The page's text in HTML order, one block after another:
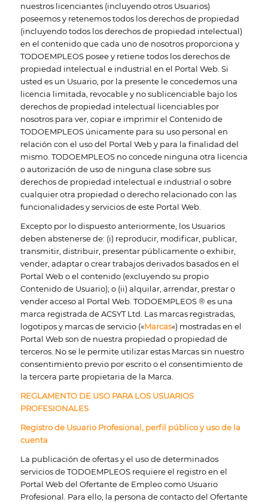
nuestros licenciantes (incluyendo otros Usuarios)
poseemos y retenemos todos los derechos de propiedad
(incluyendo todos los derechos de propiedad intelectual)
en el contenido que cada uno de nosotros proporciona y
TODOEMPLEOS posee y retiene todos los derechos de
propiedad intelectual e industrial en el Portal Web. Si
usted es un Usuario, por la presente le concedemos una
licencia limitada, revocable y no sublicenciable bajo los
derechos de propiedad intelectual licenciables por
nosotros para ver, copiar e imprimir el Contenido de
TODOEMPLEOS únicamente para su uso personal en
relación con el uso del Portal Web y para la finalidad del
mismo. TODOEMPLEOS no concede ninguna otra licencia
o autorización de uso de ninguna clase sobre sus
derechos de propiedad intelectual e industrial o sobre
cualquier otra propiedad o derecho relacionado con las
funcionalidades y servicios de este Portal Web.
Excepto por lo dispuesto anteriormente, los Usuarios
deben abstenerse de: (i) reproducir, modificar, publicar,
transmitir, distribuir, presentar públicamente o exhibir,
vender, adaptar o crear trabajos derivados basados en el
Portal Web o el contenido (excluyendo su propio
Contenido de Usuario); o (ii) alquilar, arrendar, prestar o
vender acceso al Portal Web. TODOEMPLEOS ® es una
marca registrada de ACSYT Ltd. Las marcas registradas,
logotipos y marcas de servicio («Marcas«) mostradas en el
Portal Web son de nuestra propiedad o propiedad de
terceros. No se le permite utilizar estas Marcas sin nuestro
consentimiento previo por escrito o el consentimiento de
la tercera parte propietaria de la Marca.
REGLAMENTO DE USO PARA LOS USUARIOS
PROFESIONALES
Registro de Usuario Profesional, perfil público y uso de la
cuenta
La publicación de ofertas y el uso de determinados
servicios de TODOEMPLEOS requiere el registro en el
Portal Web del Ofertante de Empleo como Usuario
Profesional. Para ello, la persona de contacto del Ofertante